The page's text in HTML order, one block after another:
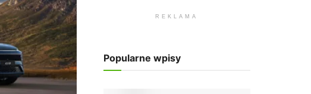
REKLAMA
Popularne wpisy